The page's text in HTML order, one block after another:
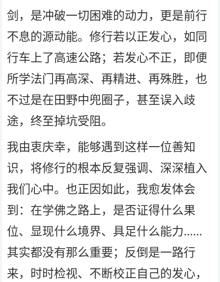
剑，是冲破一切困难的动力，更是前行
不息的源动能。修行若以正发心，如同
行车上了高速公路；若发心不正，即便
所学法门再高深、再精进、再殊胜，也
不过是在田野中兜圈子，甚至误入歧
途，终至掉坑受阻。
我由衷庆幸，能够遇到这样一位善知
识，将修行的根本反复强调、深深植入
我们心中。也正因如此，我愈发体会
到：在学佛之路上，是否证得什么果
位、显现什么境界、具足什么能力……
其实都没有那么重要；反倒是一路行
来，时时检视、不断校正自己的发心，